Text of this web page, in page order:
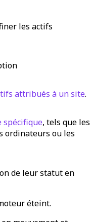
les actifs
attribués à un site.
spécifique, tels que les
ordinateurs ou les
de leur statut en
éteint.